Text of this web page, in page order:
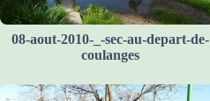
08-aout-2010-_-sec-au-depart-de-
coulanges